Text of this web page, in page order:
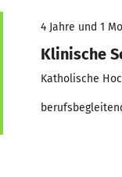
4 Jahre und 1
Klinische
Katholische